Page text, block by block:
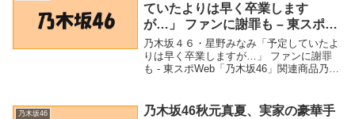
ていたよりは早く卒業します
が…」 ファンに謝罪も – 東スポ
Web
乃木坂４６・星野みなみ「予定していたよ
りは早く卒業しますが…」 ファンに謝罪
も - 東スポWeb「乃木坂46」関連商品乃木
スポWeb 乃木坂４６・星野みなみ「...
乃木坂46
乃木坂46秋元真夏、実家の豪華手